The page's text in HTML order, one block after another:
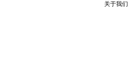
关于我们